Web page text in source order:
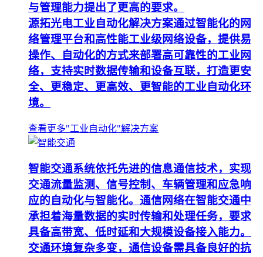
与管理能力提出了更高的要求。
源拓光电工业自动化解决方案通过智能化的网
络管理平台和高性能工业级网络设备，提供易
操作、自动化的方式来部署高可靠性的工业网
络，支持实时数据传输和设备互联，打造更安
全、更稳定、更高效、更智能的工业自动化环
境。
查看更多"工业自动化"解决方案
智能交通系统依托先进的信息通信技术，实现
交通流量监测、信号控制、车辆管理和应急响
应的自动化与智能化。通信网络在智能交通中
承担着海量数据的实时传输和处理任务，要求
具备高带宽、低时延和大规模设备接入能力。
交通环境复杂多变，通信设备需具备良好的抗